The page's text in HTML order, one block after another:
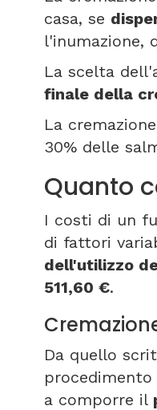
casa, se
l'inumazione,
La scelta
finale della
La
30% delle
Quanto
I costi di un
di fattori
dell'utilizzo
511,60 €.
Da quello
a comporre il